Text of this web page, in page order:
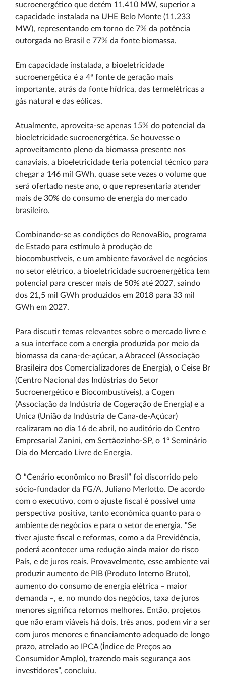
sucroenergético que detém 11.410 MW, superior a
capacidade instalada na UHE Belo Monte (11.233
MW), representando em torno de 7% da potência
outorgada no Brasil e 77% da fonte biomassa.
Em capacidade instalada, a bioeletricidade
sucroenergética é a 4ª fonte de geração mais
importante, atrás da fonte hídrica, das termelétricas a
gás natural e das eólicas.
Atualmente, aproveita-se apenas 15% do potencial da
bioeletricidade sucroenergética. Se houvesse o
aproveitamento pleno da biomassa presente nos
canaviais, a bioeletricidade teria potencial técnico para
chegar a 146 mil GWh, quase sete vezes o volume que
será ofertado neste ano, o que representaria atender
mais de 30% do consumo de energia do mercado
brasileiro.
Combinando-se as condições do RenovaBio, programa
de Estado para estímulo à produção de
biocombustíveis, e um ambiente favorável de negócios
no setor elétrico, a bioeletricidade sucroenergética tem
potencial para crescer mais de 50% até 2027, saindo
dos 21,5 mil GWh produzidos em 2018 para 33 mil
GWh em 2027.
Para discutir temas relevantes sobre o mercado livre e
a sua interface com a energia produzida por meio da
biomassa da cana-de-açúcar, a Abraceel (Associação
Brasileira dos Comercializadores de Energia), o Ceise Br
(Centro Nacional das Indústrias do Setor
Sucroenergético e Biocombustíveis), a Cogen
(Associação da Indústria de Cogeração de Energia) e a
Unica (União da Indústria de Cana-de-Açúcar)
realizaram no dia 16 de abril, no auditório do Centro
Empresarial Zanini, em Sertãozinho-SP, o 1º Seminário
Dia do Mercado Livre de Energia.
O “Cenário econômico no Brasil” foi discorrido pelo
sócio-fundador da FG/A, Juliano Merlotto. De acordo
com o executivo, com o ajuste fiscal é possível uma
perspectiva positiva, tanto econômica quanto para o
ambiente de negócios e para o setor de energia. “Se
tiver ajuste fiscal e reformas, como a da Previdência,
poderá acontecer uma redução ainda maior do risco
País, e de juros reais. Provavelmente, esse ambiente vai
produzir aumento de PIB (Produto Interno Bruto),
aumento do consumo de energia elétrica – maior
demanda –, e, no mundo dos negócios, taxa de juros
menores significa retornos melhores. Então, projetos
que não eram viáveis há dois, três anos, podem vir a ser
com juros menores e financiamento adequado de longo
prazo, atrelado ao IPCA (Índice de Preços ao
Consumidor Amplo), trazendo mais segurança aos
investidores”, concluiu.